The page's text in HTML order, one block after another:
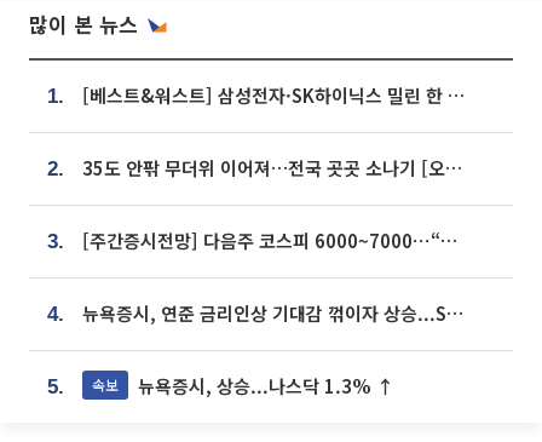
많이 본 뉴스
1. [베스트&워스트] 삼성전자·SK하이닉스 밀린 한 주…상상인증권은 85% 급등
2. 35도 안팎 무더위 이어져…전국 곳곳 소나기 [오늘 날씨]
3. [주간증시전망] 다음주 코스피 6000~7000⋯“外人 수급은 정책이 변수”
4. 뉴욕증시, 연준 금리인상 기대감 꺾이자 상승...S&P500 사상 최고치 [종합]
5. 속보 뉴욕증시, 상승...나스닥 1.3% ↑